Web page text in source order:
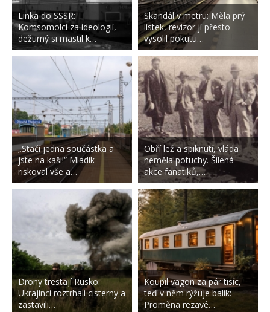
Linka do SSSR:
Komsomolci za ideologií,
dežurný si mastil k…
„Stačí jedna součástka a
jste na kaši!“ Mladík
riskoval vše a…
Drony trestají Rusko:
Ukrajinci roztrhali cisterny a
zastavili…
Skandál v metru: Měla prý
lístek, revizor jí přesto
vysolil pokutu…
Obří lež a spiknutí, vláda
neměla potuchy. Šílená
akce fanatiků,…
Koupil vagon za pár tisíc,
teď v něm rýžuje balík:
Proměna rezavé…